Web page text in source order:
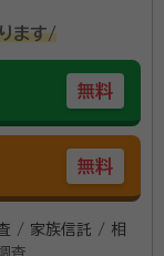
ます/
無料
無料
/ 家族信託 / 相